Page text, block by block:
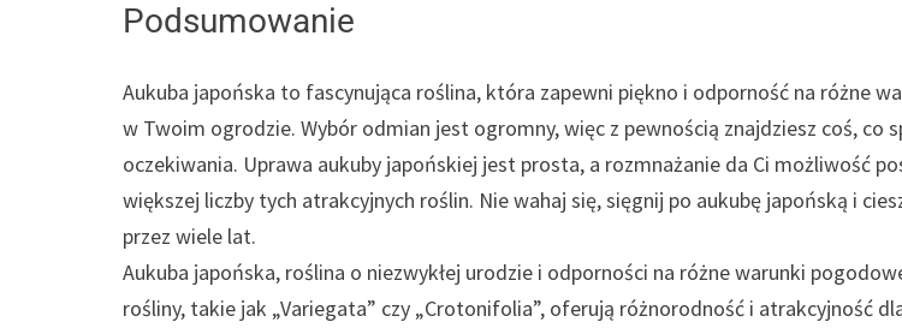
Podsumowanie
Aukuba japońska to fascynująca roślina, która zapewni piękno i odporność na różne
w Twoim ogrodzie. Wybór odmian jest ogromny, więc z pewnością znajdziesz coś, co
oczekiwania. Uprawa aukuby japońskiej jest prosta, a rozmnażanie da Ci możliwość
większej liczby tych atrakcyjnych roślin. Nie wahaj się, sięgnij po aukubę japońską i
przez wiele lat.
Aukuba japońska, roślina o niezwykłej urodzie i odporności na różne warunki
rośliny, takie jak „Variegata” czy „Crotonifolia”, oferują różnorodność i atrakcyjność